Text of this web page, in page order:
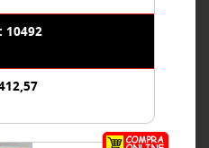
10492